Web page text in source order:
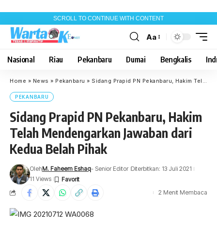
SCROLL TO CONTINUE WITH CONTENT
Font
Aa
Nasional Riau Pekanbaru Dumai Bengkalis
Home » News » Pekanbaru » Sidang Prapid PN Pekanbaru, Hakim Telah Mendengarkan Jawaban dari Kedua Belah Pihak
PEKANBARU
Sidang Prapid PN Pekanbaru, Hakim
Telah Mendengarkan Jawaban dari
Kedua Belah Pihak
OlehM. Faheem Eshaq- Senior Editor Diterbitkan: 13 Juli 2021
11 Views
2 Menit Membaca